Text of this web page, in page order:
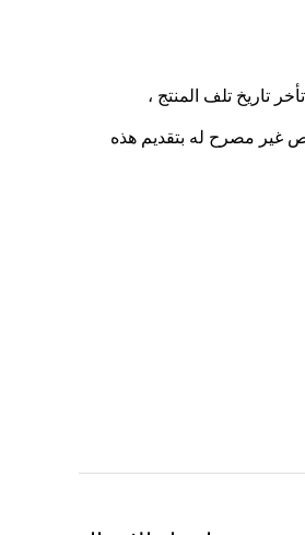
تاريخ تلف المنتج ،
غير مصرح له بتقديم هذه